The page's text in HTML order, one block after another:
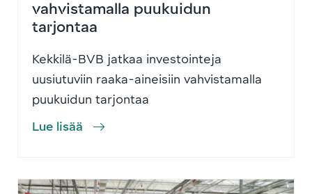
vahvistamalla puukuidun
tarjontaa
Kekkilä-BVB jatkaa investointeja
uusiutuviin raaka-aineisiin vahvistamalla
puukuidun tarjontaa
Lue lisää